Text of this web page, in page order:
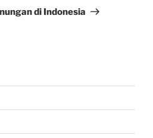
di Indonesia